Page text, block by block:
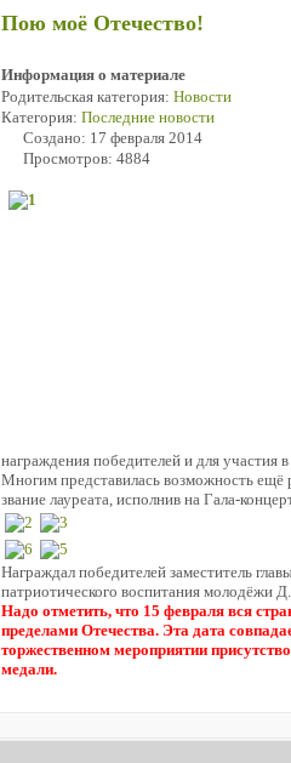
Пою моё Отечество!
Информация о материале
Родительская категория: Новости
Категория: Последние новости
Создано: 17 февраля 2014
Просмотров: 4884
награждения победителей и для участия
Многим представилась возможность ещё
звание лауреата, исполнив на Гала-
Награждал победителей заместитель
патриотического воспитания молодёжи
Надо отметить, что 15 февраля вся
пределами Отечества. Эта дата
торжественном мероприятии
медали.